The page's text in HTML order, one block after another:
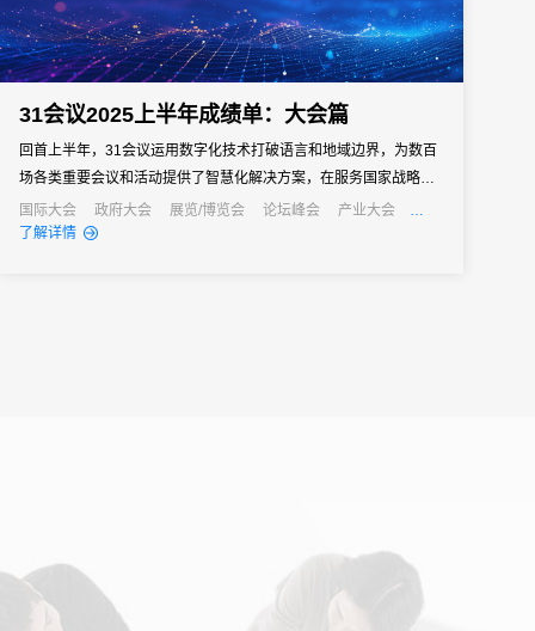
31会议2025上半年成绩单：大会篇
回首上半年，31会议运用数字化技术打破语言和地域边界，为数百
场各类重要会议和活动提供了智慧化解决方案，在服务国家战略、
促进国际合作、推动产业发展中发挥了重要的数字化支撑作用。年
中之际，让我们一同回顾上半年的精彩案例，探寻数字化服务如何
国际大会 政府大会 展览/博览会 论坛峰会
产业大会
行业大会
经销商大会
了解详情